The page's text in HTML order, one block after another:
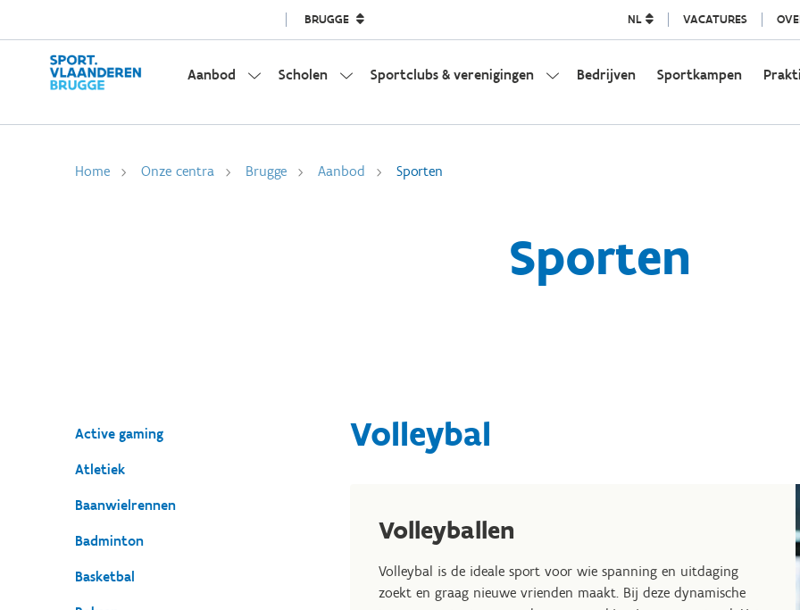
BRUGGE NL VACATURES
Aanbod Scholen Sportclubs & verenigingen Bedrijven Sportkampen
Home Onze centra Brugge Aanbod Sporten
Sporten
Active gaming
Atletiek
Baanwielrennen
Badminton
Basketbal
Volleybal
Volleyballen
Volleybal is de ideale sport voor wie spanning en uitdaging
zoekt en graag nieuwe vrienden maakt. Bij deze dynamische